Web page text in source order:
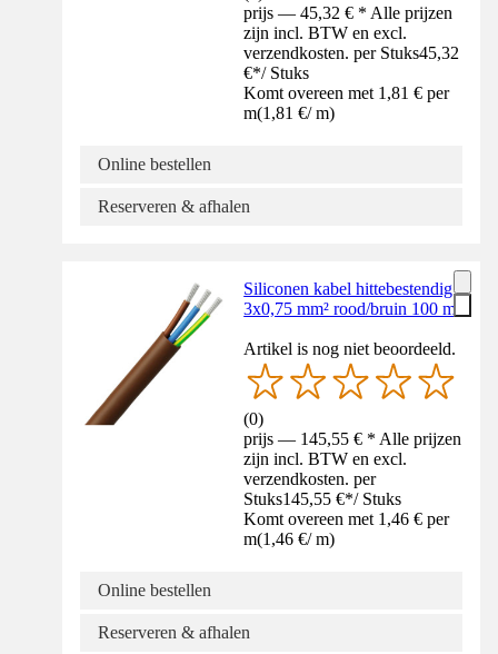
prijs — 45,32 € * Alle prijzen
zijn incl. BTW en excl.
verzendkosten. per Stuks45,32
€*/ Stuks
Komt overeen met 1,81 € per
m(1,81 €/ m)
Online bestellen
Reserveren & afhalen
Siliconen kabel hittebestendig
3x0,75 mm² rood/bruin 100 m
Artikel is nog niet beoordeeld.
(0)
prijs — 145,55 € * Alle prijzen
zijn incl. BTW en excl.
verzendkosten. per
Stuks145,55 €*/ Stuks
Komt overeen met 1,46 € per
m(1,46 €/ m)
Online bestellen
Reserveren & afhalen